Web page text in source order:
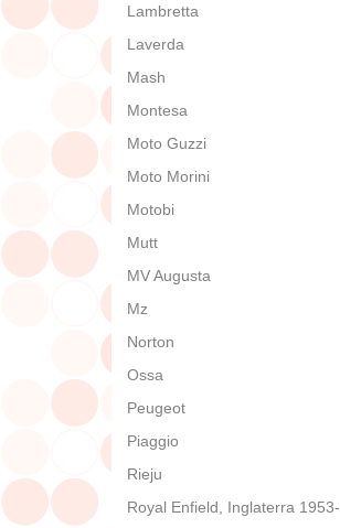
Lambretta
Laverda
Mash
Montesa
Moto Guzzi
Moto Morini
Motobi
Mutt
MV Augusta
Mz
Norton
Ossa
Peugeot
Piaggio
Rieju
Royal Enfield, Inglaterra 1953-